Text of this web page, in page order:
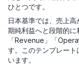
ひとつです。
日本基準では、売上
期純利益へと段階的
「Revenue」「
す。このテンプレー
います。